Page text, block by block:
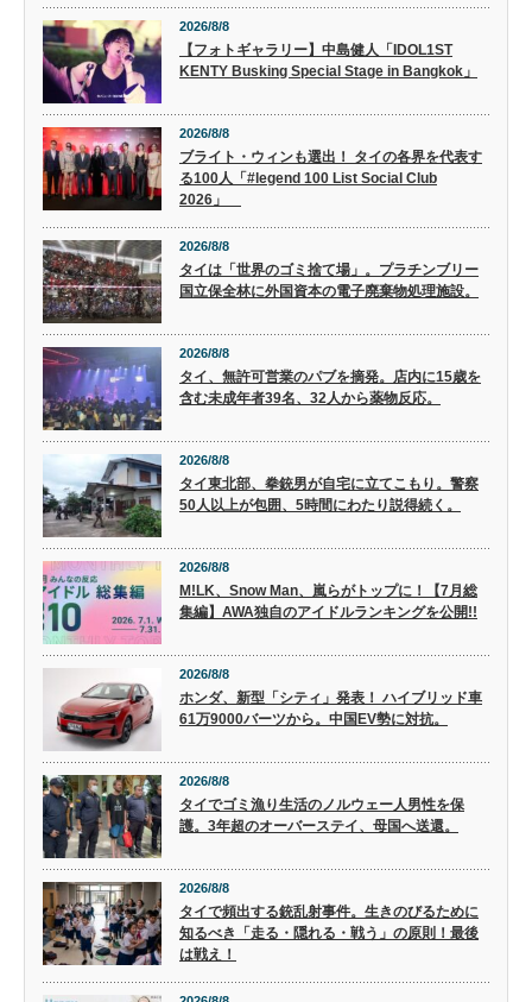
2026/8/8
【フォトギャラリー】中島健人「IDOL1ST
KENTY Busking Special Stage in Bangkok」
2026/8/8
ブライト・ウィンも選出！ タイの各界を代表す
る100人「#legend 100 List Social Club
2026」
2026/8/8
タイは「世界のゴミ捨て場」。プラチンブリー
国立保全林に外国資本の電子廃棄物処理施設。
2026/8/8
タイ、無許可営業のパブを摘発。店内に15歳を
含む未成年者39名、32人から薬物反応。
2026/8/8
タイ東北部、拳銃男が自宅に立てこもり。警察
50人以上が包囲、5時間にわたり説得続く。
2026/8/8
M!LK、Snow Man、嵐らがトップに！【7月総
集編】AWA独自のアイドルランキングを公開!!
2026/8/8
ホンダ、新型「シティ」発表！ ハイブリッド車
61万9000バーツから。中国EV勢に対抗。
2026/8/8
タイでゴミ漁り生活のノルウェー人男性を保
護。3年超のオーバーステイ、母国へ送還。
2026/8/8
タイで頻出する銃乱射事件。生きのびるために
知るべき「走る・隠れる・戦う」の原則！最後
は戦え！